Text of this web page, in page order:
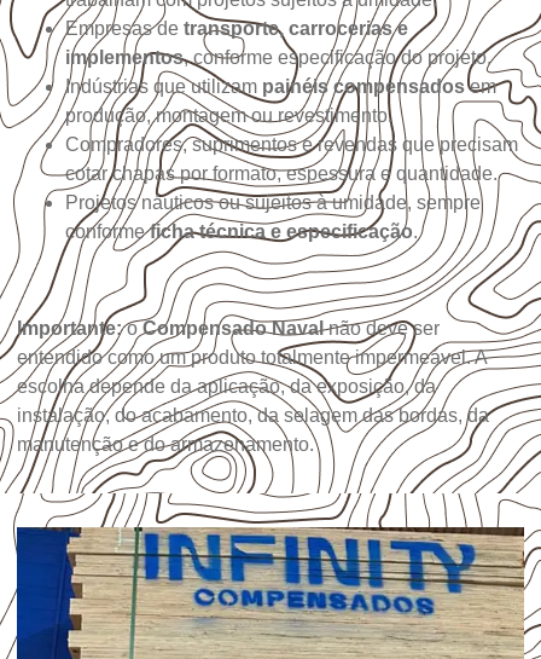
Empresas de transporte, carrocerias e
implementos, conforme especificação do projeto.
Indústrias que utilizam painéis compensadosem
produção, montagem ou revestimento.
Compradores, suprimentos e revendas que precisam
cotar chapas por formato, espessura e quantidade.
Projetos náuticos ou sujeitos à umidade, sempre
conformeficha técnica e especificação.
Importante:oCompensado Navalnão deve ser
entendido como um produto totalmente impermeável. A
escolha depende da aplicação, da exposição, da
instalação, do acabamento, da selagem das bordas, da
manutenção e do armazenamento.